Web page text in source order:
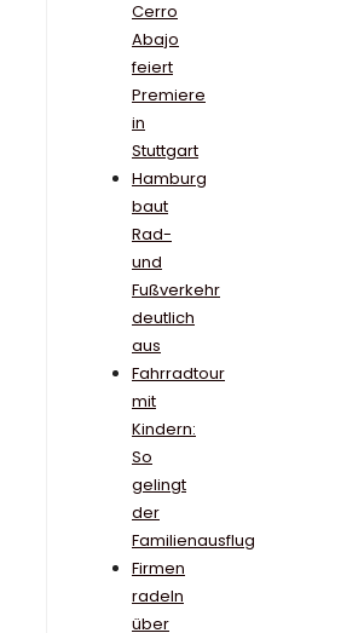
Cerro
Abajo
feiert
Premiere
in
Stuttgart
Hamburg
baut
Rad-
und
Fußverkehr
deutlich
aus
Fahrradtour
mit
Kindern:
So
gelingt
der
Familienausflug
Firmen
radeln
über